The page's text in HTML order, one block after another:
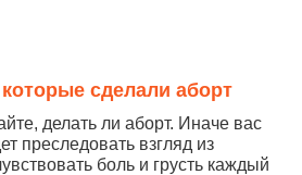
сделали аборт
делать ли аборт. Иначе вас
преследовать взгляд из
боль и грусть каждый